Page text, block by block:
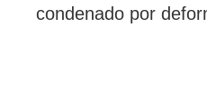
condenado por